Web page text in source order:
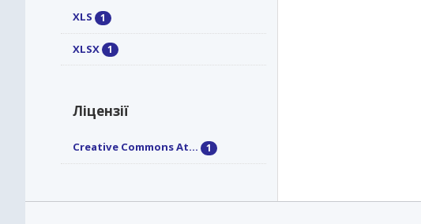
XLS 1
XLSX 1
Ліцензії
Creative Commons At... 1